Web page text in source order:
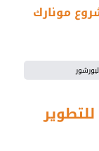
مونارك